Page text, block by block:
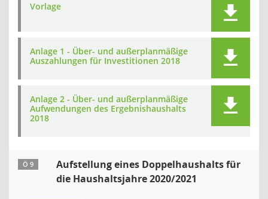
Vorlage
Anlage 1 - Über- und außerplanmäßige
Auszahlungen für Investitionen 2018
Anlage 2 - Über- und außerplanmäßige
Aufwendungen des Ergebnishaushalts
2018
Ö 9
Aufstellung eines Doppelhaushalts für
die Haushaltsjahre 2020/2021